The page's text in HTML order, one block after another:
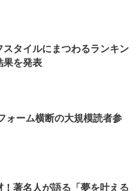
タイルにまつわるランキン
果を発表
ォーム横断の大規模読者参
著名人が語る「夢を叶える